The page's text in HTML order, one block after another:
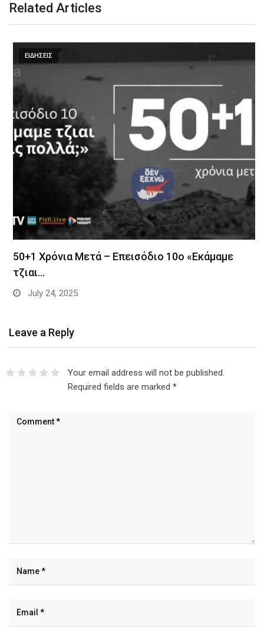
Related Articles
ΕΙΔΗΣΕΙΣ
50+1 Χρόνια Μετά – Επεισόδιο 10ο «Εκάμαμε
τζιαι…
July 24, 2025
Leave a Reply
Your email address will not be published.
Required fields are marked *